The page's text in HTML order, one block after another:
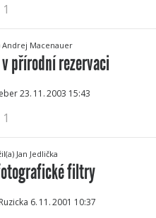
1
Andrej Macenauer
přírodní rezervaci
23. 11.2003 15:43
1
Jan Jedlička
filtry
6. 11.2001 10:37